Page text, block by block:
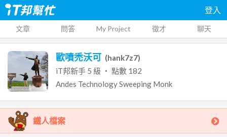
登入
文章 問答 My Project 徵才 聊天
歐噴禿沃可 (hank7z7)
iT邦新手 5 級 ‧ 點數 182
Andes TechnologySweeping Monk
鐵人檔案